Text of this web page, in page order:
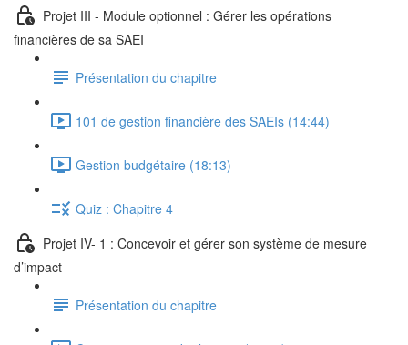
Projet III - Module optionnel : Gérer les opérations
financières de sa SAEI
Présentation du chapitre
101 de gestion financière des SAEIs (14:44)
Gestion budgétaire (18:13)
Quiz : Chapitre 4
Projet IV- 1 : Concevoir et gérer son système de mesure
d’impact
Présentation du chapitre